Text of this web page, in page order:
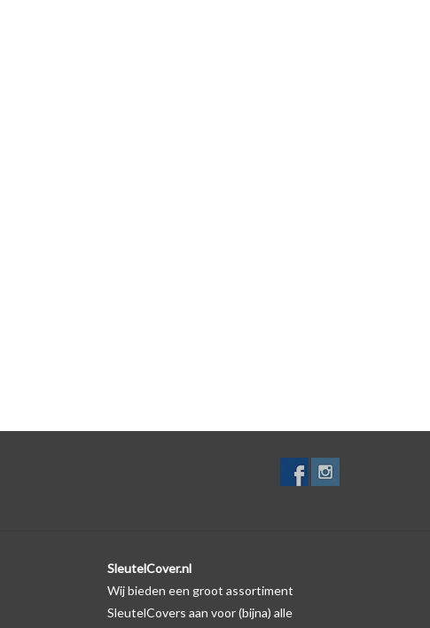
SleutelCover.nl
Wij bieden een groot assortiment
SleutelCovers aan voor (bijna) alle